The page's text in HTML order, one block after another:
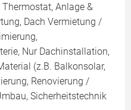
Anlage &
Dach Vermietung /
Nur Dachinstallation,
(z.B. Balkonsolar,
Renovierung /
Sicherheitstechnik